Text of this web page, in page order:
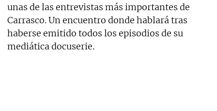
unas de las entrevistas más importantes de
Carrasco. Un encuentro donde hablará tras
haberse emitido todos los episodios de su
mediática docuserie.